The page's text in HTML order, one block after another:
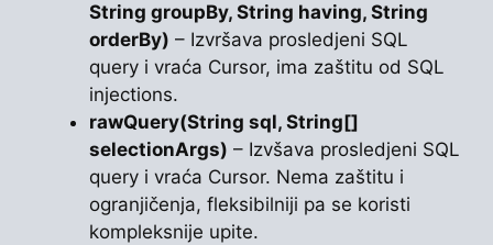
String groupBy, String having, String
orderBy) – Izvršava prosledjeni SQL
query i vraća Cursor, ima zaštitu od SQL
injections.
rawQuery(String sql, String[]
selectionArgs) – Izvšava prosledjeni SQL
query i vraća Cursor. Nema zaštitu i
ogranjičenja, fleksibilniji pa se koristi
kompleksnije upite.